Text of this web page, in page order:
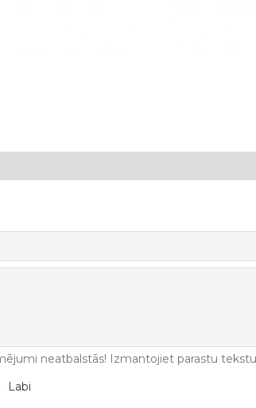
neatbalstās! Izmantojiet parastu
Labi